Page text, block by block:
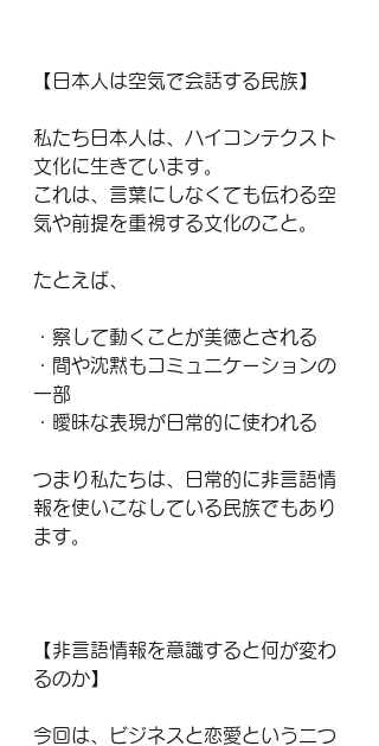
【日本人は空気で会話する民族】
私たち日本人は、ハイコンテクスト
文化に生きています。
これは、言葉にしなくても伝わる空
気や前提を重視する文化のこと。
たとえば、
・察して動くことが美徳とされる
・間や沈黙もコミュニケーションの
一部
・曖昧な表現が日常的に使われる
つまり私たちは、日常的に非言語情
報を使いこなしている民族でもあり
ます。
【非言語情報を意識すると何が変わ
るのか】
今回は、ビジネスと恋愛という二つ